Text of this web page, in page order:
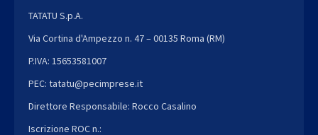
TATATU S.p.A.
Via Cortina d'Ampezzo n. 47 – 00135 Roma (RM)
P.IVA: 15653581007
PEC: tatatu@pecimprese.it
Direttore Responsabile: Rocco Casalino
Iscrizione ROC n.: